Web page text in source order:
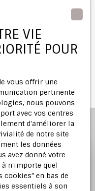
.
VIE
POUR
vous offrir une
pertinente
nous pouvons
avec vos centres
d'améliorer la
de notre site
les données
avez donné votre
n'importe quel
cookies″ en bas de
essentiels à son